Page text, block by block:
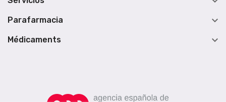
Parafarmacia 
Médicaments 